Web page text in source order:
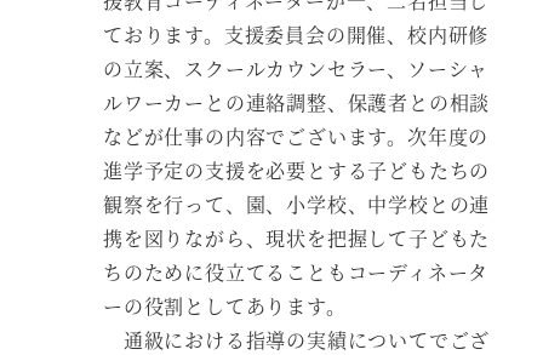
ております。支援委員会の開催、校内研修
の立案、スクールカウンセラー、ソーシャ
ルワーカーとの連絡調整、保護者との相談
などが仕事の内容でございます。次年度の
進学予定の支援を必要とする子どもたちの
観察を行って、園、小学校、中学校との連
携を図りながら、現状を把握して子どもた
ちのために役立てることもコーディネータ
ーの役割としてあります。
通級における指導の実績についてでござ